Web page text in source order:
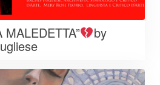
by